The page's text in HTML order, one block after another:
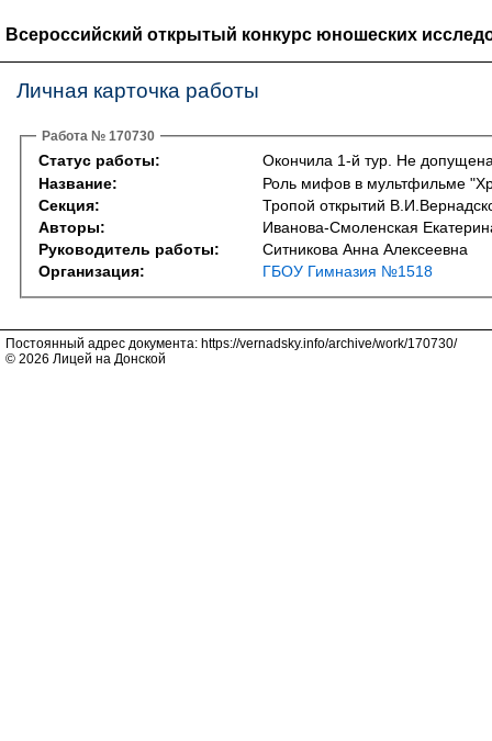
Всероссийский открытый конкурс юношеских
Личная карточка работы
Работа № 170730
Статус работы:
Окончила 1-й тур. Не
Название:
Роль мифов в мультфильме
Секция:
Тропой открытий
Авторы:
Иванова-Смоленская
Руководитель работы:
Ситникова Анна Алексеевна
Организация:
ГБОУ Гимназия №1518
Постоянный адрес документа: https://vernadsky.info/archive/work/170730/
© 2026 Лицей на Донской